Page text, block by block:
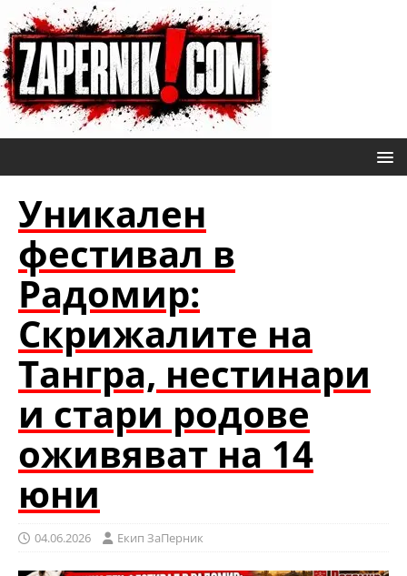
Уникален
фестивал в
Радомир:
Скрижалите на
Тангра, нестинари
и стари родове
оживяват на 14
юни
04.06.2026 Eкип ЗаПерник